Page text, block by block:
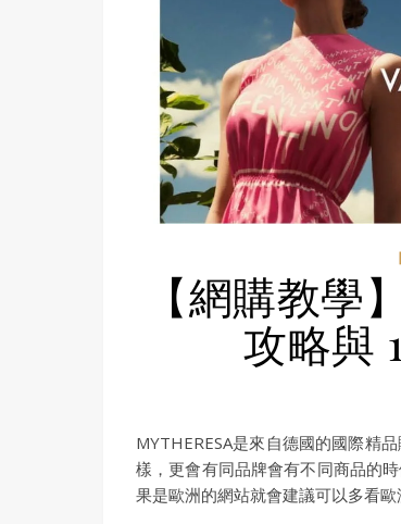
【網購教學
攻略與
MYTHERESA是來自德國的國際精
樣，更會有同品牌會有不同商品的
果是歐洲的網站就會建議可以多看